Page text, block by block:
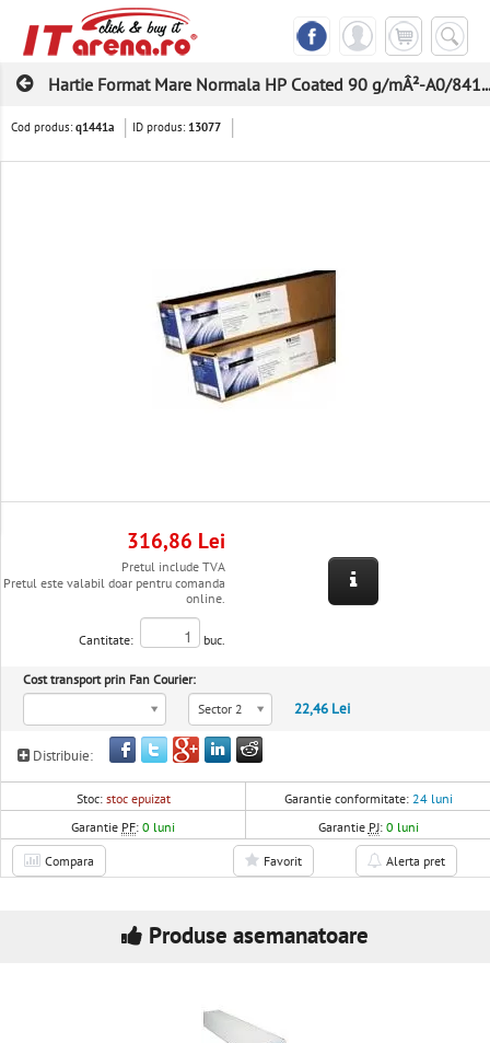
Hartie Format Mare Normala HP Coated 90 g/mÂ²-A0/841...
Cod produs:q1441a ID produs: 13077
316,86 Lei
Pretul include TVA
Pretul este valabil doar pentru comanda
online.
Cantitate: buc.
Cost transport prin Fan Courier:
Sector 2
22,46 Lei
Distribuie:
Stoc: stoc epuizat Garantie conformitate: 24 luni
Garantie PF:0 luni Garantie PJ: 0 luni
Compara Favorit Alerta pret
Produse asemanatoare